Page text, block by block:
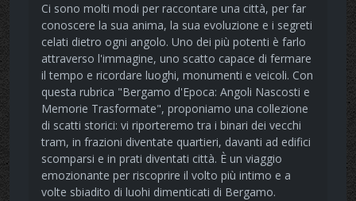
Ci sono molti modi per raccontare una città, per far
conoscere la sua anima, la sua evoluzione e i segreti
celati dietro ogni angolo. Uno dei più potenti è farlo
attraverso l'immagine, uno scatto capace di fermare
il tempo e ricordare luoghi, monumenti e veicoli. Con
questa rubrica "Bergamo d'Epoca: Angoli Nascosti e
Memorie Trasformate", proponiamo una collezione
di scatti storici: vi riporteremo tra i binari dei vecchi
tram, in frazioni diventate quartieri, davanti ad edifici
scomparsi e in prati diventati città. È un viaggio
emozionante per riscoprire il volto più intimo e a
volte sbiadito di luohi dimenticati di Bergamo.